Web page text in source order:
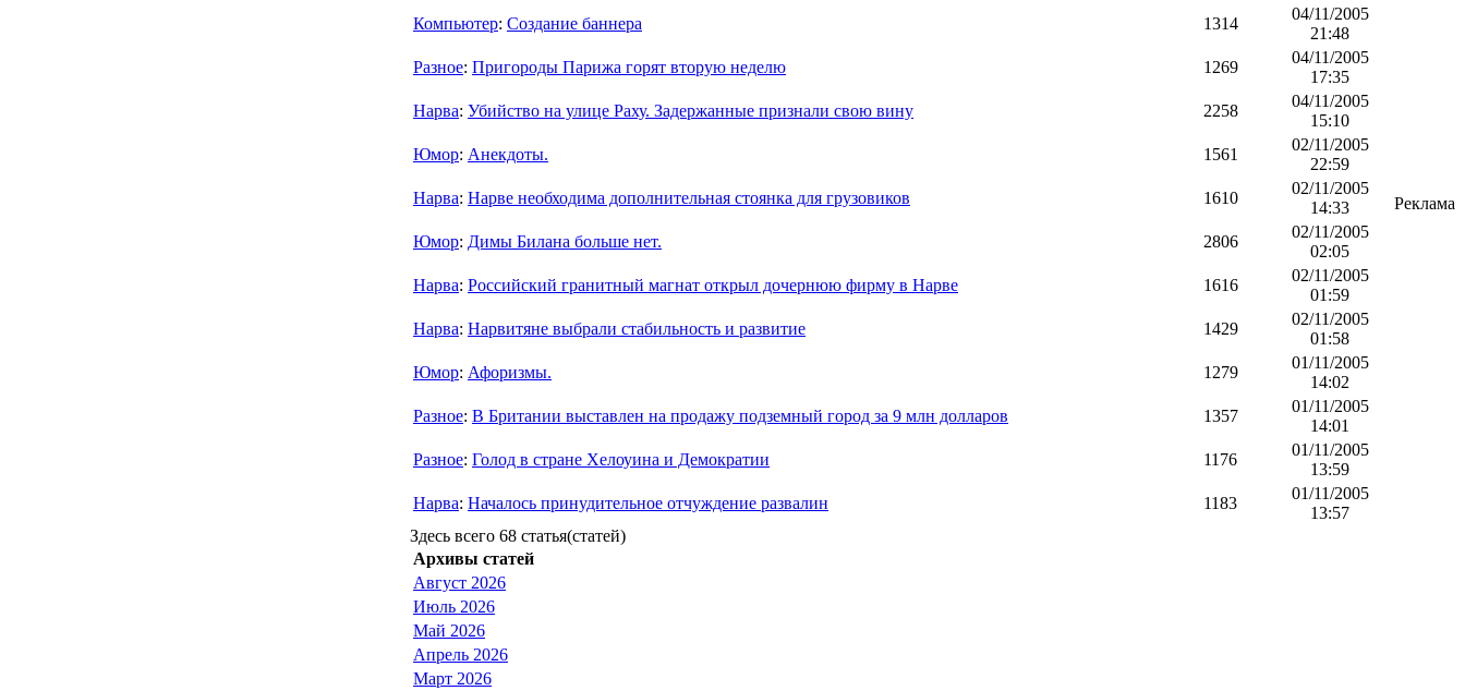
Компьютер: Cоздание баннера 1314
04/11/2005
21:48
Разное: Пригороды Парижа горят вторую неделю 1269
04/11/2005
17:35
Нарва: Убийство на улице Раху. Задержанные признали свою вину 2258
04/11/2005
15:10
Юмор: Анекдоты. 1561
02/11/2005
22:59
Нарва: Нарве необходима дополнительная стоянка для грузовиков 1610
02/11/2005
14:33
Юмор: Димы Билана больше нет. 2806
02/11/2005
02:05
Нарва: Российский гранитный магнат открыл дочернюю фирму в Нарве 1616
02/11/2005
01:59
Нарва: Нарвитяне выбрали стабильность и развитие 1429
02/11/2005
01:58
Юмор: Афоризмы. 1279
01/11/2005
14:02
Разное: В Британии выставлен на продажу подземный город за 9 млн долларов 1357
01/11/2005
14:01
Разное: Голод в стране Хелоуина и Демократии 1176
01/11/2005
13:59
Нарва: Началось принудительное отчуждение развалин 1183
01/11/2005
13:57
Здесь всего 68 статья(статей)
Архивы статей
Август 2026
Июль 2026
Май 2026
Апрель 2026
Март 2026
Реклама